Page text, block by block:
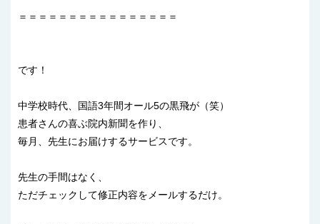
＝＝＝＝＝＝＝＝＝＝＝＝＝＝＝＝
です！
中学校時代、国語3年間オール5の黒飛が（笑）
患者さんの喜ぶ院内新聞を作り、
毎月、先生にお届けするサービスです。
先生の手間はなく、
ただチェックして修正内容をメールするだけ。